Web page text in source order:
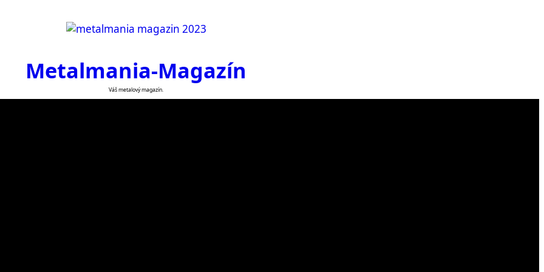
Metalmania-Magazín
Váš metalový magazín.